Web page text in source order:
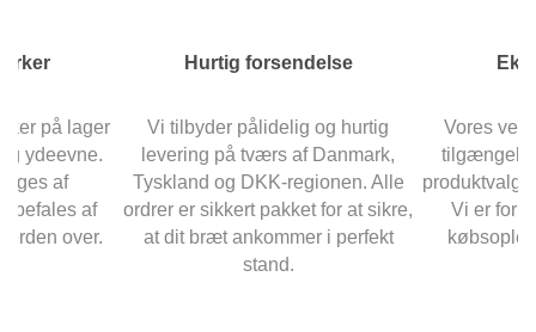
på lager
ydeevne.
af
af
over.
Hurtig forsendelse
Vi tilbyder pålidelig og hurtig
levering på tværs af Danmark,
Tyskland og DKK-regionen. Alle
ordrer er sikkert pakket for at sikre,
at dit bræt ankommer i perfekt
stand.
Vores
produktvalg
Vi er